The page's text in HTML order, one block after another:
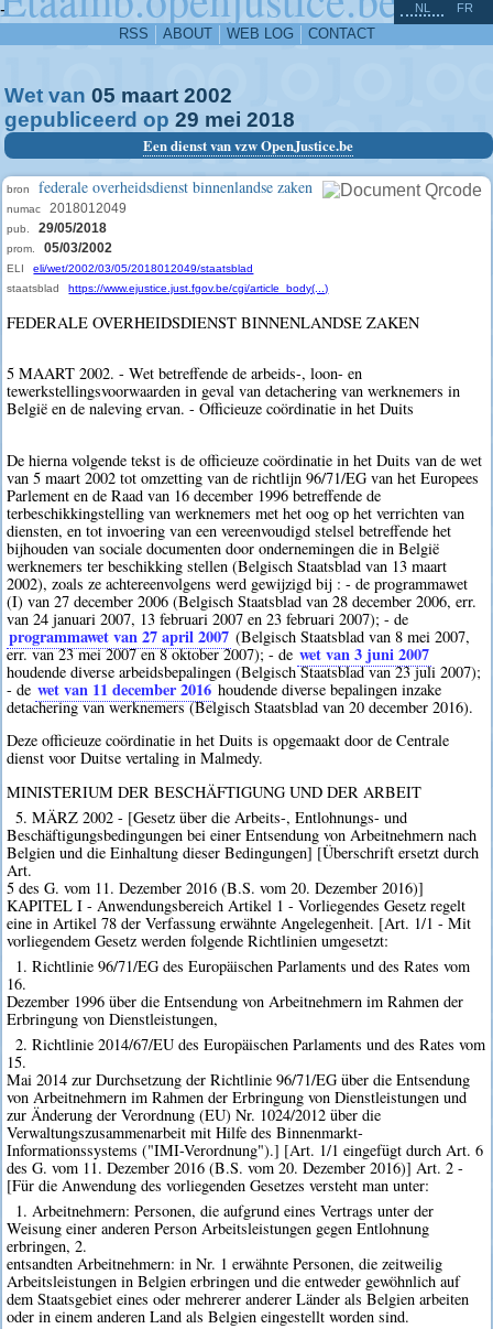
-
RSS ABOUT WEB LOG CONTACT
NL FR
Wet van 05 maart 2002
gepubliceerd op 29 mei 2018
Een dienst van vzw OpenJustice.be
bron federale overheidsdienst binnenlandse zaken
numac 2018012049
pub. 29/05/2018
prom. 05/03/2002
ELI
eli/wet/2002/03/05/2018012049/staatsblad
staatsblad
https://www.ejustice.just.fgov.be/cgi/article_body(...)
FEDERALE OVERHEIDSDIENST BINNENLANDSE ZAKEN
5 MAART 2002. - Wet betreffende de arbeids-, loon- en
tewerkstellingsvoorwaarden in geval van detachering van werknemers in
België en de naleving ervan. - Officieuze coördinatie in het Duits
De hierna volgende tekst is de officieuze coördinatie in het Duits van de wet
van 5 maart 2002 tot omzetting van de richtlijn 96/71/EG van het Europees
Parlement en de Raad van 16 december 1996 betreffende de
terbeschikkingstelling van werknemers met het oog op het verrichten van
diensten, en tot invoering van een vereenvoudigd stelsel betreffende het
bijhouden van sociale documenten door ondernemingen die in België
werknemers ter beschikking stellen (Belgisch Staatsblad van 13 maart
2002), zoals ze achtereenvolgens werd gewijzigd bij : - de programmawet
(I) van 27 december 2006 (Belgisch Staatsblad van 28 december 2006, err.
van 24 januari 2007, 13 februari 2007 en 23 februari 2007); - de
programmawet van 27 april 2007 (Belgisch Staatsblad van 8 mei 2007,
err. van 23 mei 2007 en 8 oktober 2007); - de wet van 3 juni 2007
houdende diverse arbeidsbepalingen (Belgisch Staatsblad van 23 juli 2007);
- de wet van 11 december 2016 houdende diverse bepalingen inzake
detachering van werknemers (Belgisch Staatsblad van 20 december 2016).
Deze officieuze coördinatie in het Duits is opgemaakt door de Centrale
dienst voor Duitse vertaling in Malmedy.
MINISTERIUM DER BESCHÄFTIGUNG UND DER ARBEIT
5. MÄRZ 2002 - [Gesetz über die Arbeits-, Entlohnungs- und
Beschäftigungsbedingungen bei einer Entsendung von Arbeitnehmern nach
Belgien und die Einhaltung dieser Bedingungen] [Überschrift ersetzt durch
Art.
5 des G. vom 11. Dezember 2016 (B.S. vom 20. Dezember 2016)]
KAPITEL I - Anwendungsbereich Artikel 1 - Vorliegendes Gesetz regelt
eine in Artikel 78 der Verfassung erwähnte Angelegenheit. [Art. 1/1 - Mit
vorliegendem Gesetz werden folgende Richtlinien umgesetzt:
1. Richtlinie 96/71/EG des Europäischen Parlaments und des Rates vom
16.
Dezember 1996 über die Entsendung von Arbeitnehmern im Rahmen der
Erbringung von Dienstleistungen,
2. Richtlinie 2014/67/EU des Europäischen Parlaments und des Rates vom
15.
Mai 2014 zur Durchsetzung der Richtlinie 96/71/EG über die Entsendung
von Arbeitnehmern im Rahmen der Erbringung von Dienstleistungen und
zur Änderung der Verordnung (EU) Nr. 1024/2012 über die
Verwaltungszusammenarbeit mit Hilfe des Binnenmarkt-
Informationssystems ("IMI-Verordnung").] [Art. 1/1 eingefügt durch Art. 6
des G. vom 11. Dezember 2016 (B.S. vom 20. Dezember 2016)] Art. 2 -
[Für die Anwendung des vorliegenden Gesetzes versteht man unter:
1. Arbeitnehmern: Personen, die aufgrund eines Vertrags unter der
Weisung einer anderen Person Arbeitsleistungen gegen Entlohnung
erbringen, 2.
entsandten Arbeitnehmern: in Nr. 1 erwähnte Personen, die zeitweilig
Arbeitsleistungen in Belgien erbringen und die entweder gewöhnlich auf
dem Staatsgebiet eines oder mehrerer anderer Länder als Belgien arbeiten
oder in einem anderen Land als Belgien eingestellt worden sind.
^